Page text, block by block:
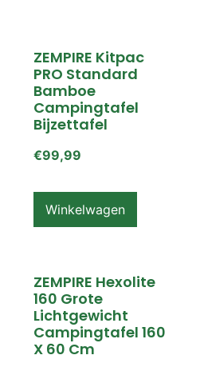
ZEMPIRE Kitpac
PRO Standard
Bamboe
Campingtafel
Bijzettafel
€99,99
Winkelwagen
ZEMPIRE Hexolite
160 Grote
Lichtgewicht
Campingtafel 160
X 60 Cm